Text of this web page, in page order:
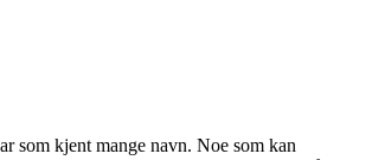
som kjent mange navn. Noe som kan